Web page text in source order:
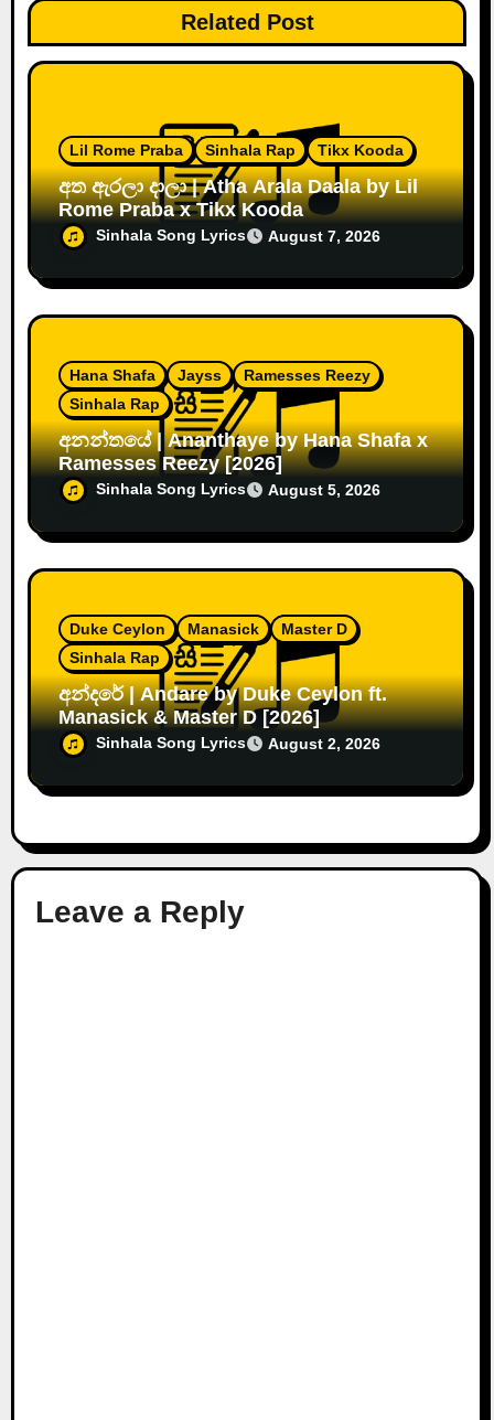
Related Post
Lil Rome Praba Sinhala Rap Tikx Kooda
අත ඇරලා දාලා | Atha Arala Daala by Lil
Rome Praba x Tikx Kooda
Sinhala Song Lyrics August 7, 2026
Hana Shafa Jayss
Ramesses Reezy
Sinhala Rap
අනන්තයේ | Ananthaye by Hana Shafa x
Ramesses Reezy [2026]
Sinhala Song Lyrics August 5, 2026
Duke Ceylon Manasick
Master D
Sinhala Rap
අන්දරේ | Andare by Duke Ceylon ft.
Manasick & Master D [2026]
Sinhala Song Lyrics August 2, 2026
Leave a Reply